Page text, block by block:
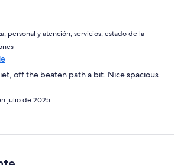
personal y atención, servicios, estado de la
off the beaten path a bit. Nice spacious
julio de 2025